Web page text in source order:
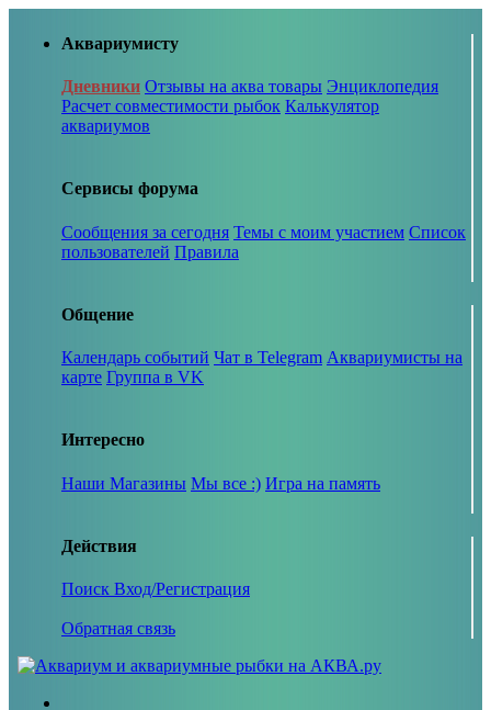
Аквариумисту
Дневники Отзывы на аква товары Энциклопедия
Расчет совместимости рыбок Калькулятор
аквариумов
Сервисы форума
Сообщения за сегодня Темы с моим участием Список
пользователей Правила
Общение
Календарь событий Чат в Telegram Аквариумисты на
карте Группа в VK
Интересно
Наши Магазины Мы все :) Игра на память
Действия
Поиск Вход/Регистрация
Обратная связь